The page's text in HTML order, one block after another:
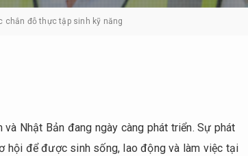
chắn đỗ thực tập sinh kỹ năng
Nhật Bản đang ngày càng phát triển. Sự phát
hội để được sinh sống, lao động và làm việc tại